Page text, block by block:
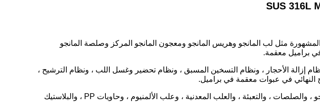
SUS 316L
المشهورة مثل لب المانجو وهريس المانجو ومعجون المانجو المركز وصلصة المانجو
في براميل معقمة.
إزالة الأحجار ، ونظام التسخين المسبق ، ونظام تحضير وغسل اللب ، ونظام الترشيح ،
النهائي في عبوات معقمة في براميل.
يمكن أيضًا استخدام معجون المانجو المعبأ في أكياس معقمة في براميل في مشروبات عصير المانجو ، والصلصات ، والتعبئة ، والعلب المعدنية ، وعلب الألمنيوم ، وحاويات PP ، والبلاستيك